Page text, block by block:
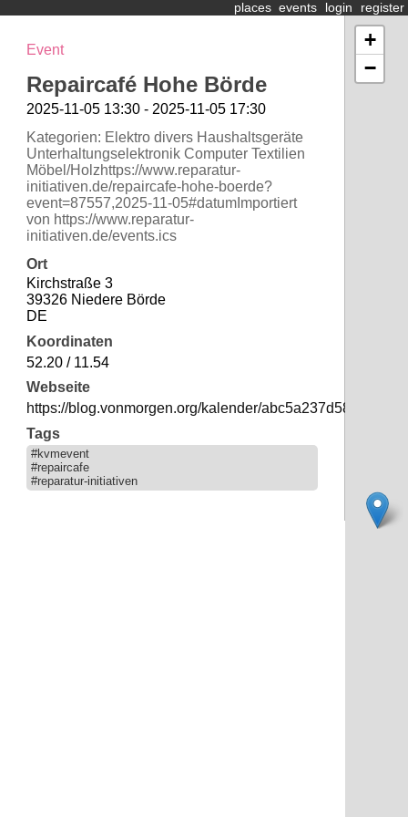
places events login register
Event
Repaircafé Hohe Börde
2025-11-05 13:30 - 2025-11-05 17:30
Kategorien: Elektro divers Haushaltsgeräte
Unterhaltungselektronik Computer Textilien
Möbel/Holzhttps://www.reparatur-
initiativen.de/repaircafe-hohe-boerde?
event=87557,2025-11-05#datumImportiert
von https://www.reparatur-
initiativen.de/events.ics
Ort
Kirchstraße 3
39326 Niedere Börde
DE
Koordinaten
52.20 / 11.54
Webseite
https://blog.vonmorgen.org/kalender/
Tags
#kvmevent
#repaircafe
#reparatur-initiativen
+
−